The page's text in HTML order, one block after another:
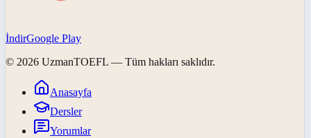
İndirGoogle Play
© 2026 UzmanTOEFL — Tüm hakları saklıdır.
Anasayfa
Dersler
Yorumlar